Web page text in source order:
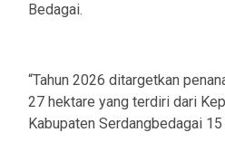
Bedagai.
“Tahun 2026 ditargetkan
27 hektare yang terdiri dari
Kabupaten Serdangbedagai 15